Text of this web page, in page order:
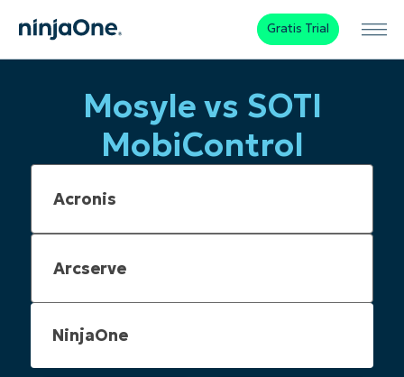
Gratis Trial
Mosyle vs SOTI
MobiControl
NinjaOne